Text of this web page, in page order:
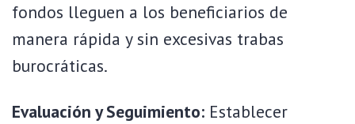
fondos lleguen a los beneficiarios de
manera rápida y sin excesivas trabas
burocráticas.
Evaluación y Seguimiento: Establecer